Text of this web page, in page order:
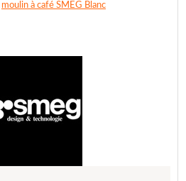
moulin à café SMEG Blanc